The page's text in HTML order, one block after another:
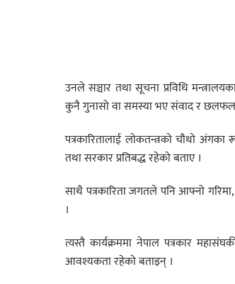
उनले सञ्चार तथा सूचना प्रविधि
कुनै गुनासो वा समस्या भए संवाद र
पत्रकारितालाई लोकतन्त्रको चौथो
तथा सरकार प्रतिबद्ध रहेको बताए ।
साथै पत्रकारिता जगतले पनि आफ्नो गरिमा,
।
त्यस्तै कार्यक्रममा नेपाल पत्रकार
आवश्यकता रहेको बताइन् ।